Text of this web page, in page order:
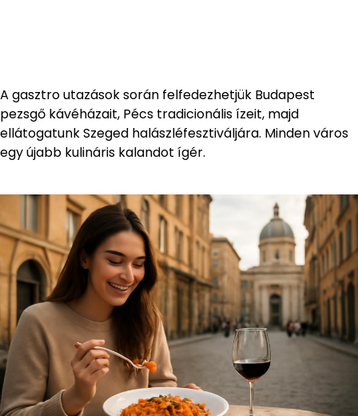
A gasztro utazások során felfedezhetjük Budapest
pezsgő kávéházait, Pécs tradicionális ízeit, majd
ellátogatunk Szeged halászléfesztiváljára. Minden város
egy újabb kulináris kalandot ígér.